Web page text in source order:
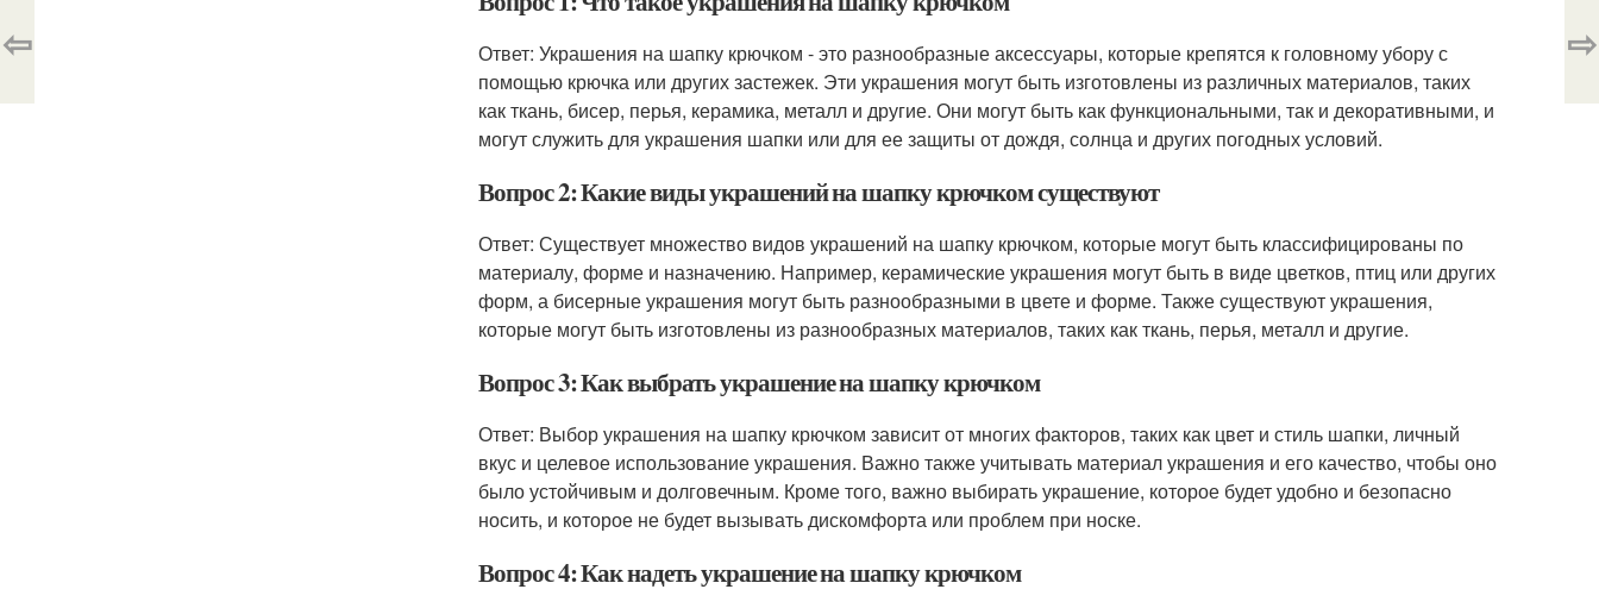
Ответ: Украшения на шапку крючком - это разнообразные аксессуары, которые крепятся к головному убору с
помощью крючка или других застежек. Эти украшения могут быть изготовлены из различных материалов, таких
как ткань, бисер, перья, керамика, металл и другие. Они могут быть как функциональными, так и декоративными, и
могут служить для украшения шапки или для ее защиты от дождя, солнца и других погодных условий.
Вопрос 2: Какие виды украшений на шапку крючком существуют
Ответ: Существует множество видов украшений на шапку крючком, которые могут быть классифицированы по
материалу, форме и назначению. Например, керамические украшения могут быть в виде цветков, птиц или других
форм, а бисерные украшения могут быть разнообразными в цвете и форме. Также существуют украшения,
которые могут быть изготовлены из разнообразных материалов, таких как ткань, перья, металл и другие.
Вопрос 3: Как выбрать украшение на шапку крючком
Ответ: Выбор украшения на шапку крючком зависит от многих факторов, таких как цвет и стиль шапки, личный
вкус и целевое использование украшения. Важно также учитывать материал украшения и его качество, чтобы оно
было устойчивым и долговечным. Кроме того, важно выбирать украшение, которое будет удобно и безопасно
носить, и которое не будет вызывать дискомфорта или проблем при носке.
Вопрос 4: Как надеть украшение на шапку крючком
⇦ ⇨